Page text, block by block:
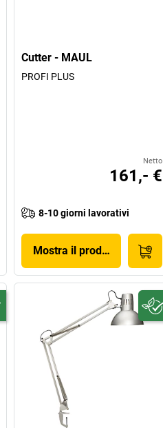
Cutter - MAUL
PROFI PLUS
Netto
161,- €
8-10 giorni lavorativi
Mostra il prodotto